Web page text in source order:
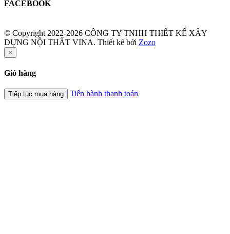
FACEBOOK
© Copyright 2022-2026 CÔNG TY TNHH THIẾT KẾ XÂY
DỰNG NỘI THẤT VINA. Thiết kế bởi Zozo
×
Giỏ hàng
Tiếp tục mua hàng Tiến hành thanh toán